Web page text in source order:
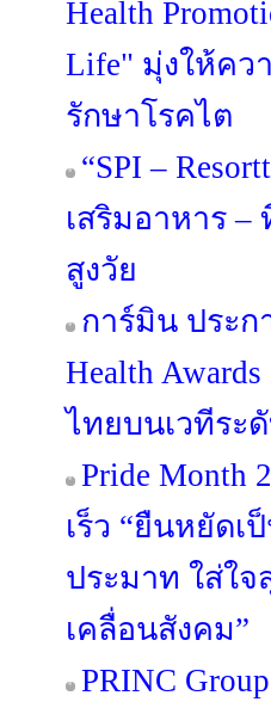
Health
Life" มุ่งให้คว
รักษาโรคไต
“SPI –
เสริมอาหาร
สูงวัย
การ์มิน ประก
Health
ไทยบนเวทีระ
Pride Month
เร็ว “ยืนหยัด
ประมาท ใส่ใ
เคลื่อนสังคม”
PRINC